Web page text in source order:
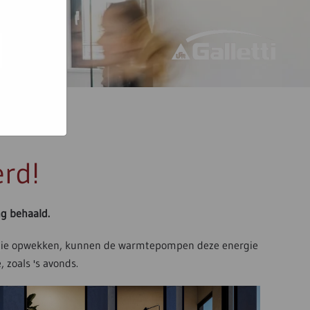
behaald.
opwekken, kunnen de warmtepompen deze energie
's avonds.
van